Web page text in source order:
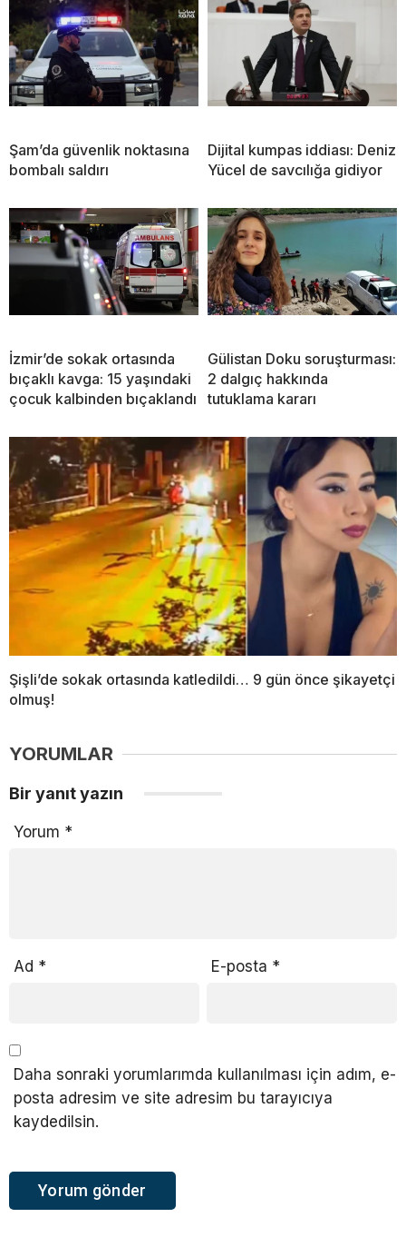
Şam’da güvenlik noktasına
bombalı saldırı
Dijital kumpas iddiası: Deniz
Yücel de savcılığa gidiyor
İzmir’de sokak ortasında
bıçaklı kavga: 15 yaşındaki
çocuk kalbinden bıçaklandı
Gülistan Doku soruşturması:
2 dalgıç hakkında
tutuklama kararı
Şişli’de sokak ortasında katledildi… 9 gün önce şikayetçi
olmuş!
YORUMLAR
Bir yanıt yazın
Yorum *
Ad * E-posta *
Daha sonraki yorumlarımda kullanılması için adım, e-
posta adresim ve site adresim bu tarayıcıya
kaydedilsin.